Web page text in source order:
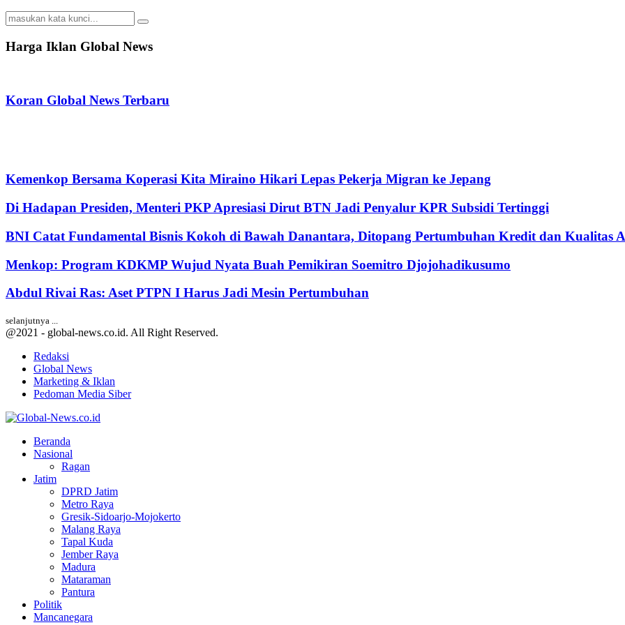
Search
for:
Search
Harga Iklan Global News
Koran Global News Terbaru
Kemenkop Bersama Koperasi Kita Miraino Hikari Lepas Pekerja Migran ke Jepang
Di Hadapan Presiden, Menteri PKP Apresiasi Dirut BTN Jadi Penyalur KPR Subsidi Tertinggi
BNI Catat Fundamental Bisnis Kokoh di Bawah Danantara, Ditopang Pertumbuhan Kredit dan Kualitas
Menkop: Program KDKMP Wujud Nyata Buah Pemikiran Soemitro Djojohadikusumo
Abdul Rivai Ras: Aset PTPN I Harus Jadi Mesin Pertumbuhan
selanjutnya ...
@2021 - global-news.co.id. All Right Reserved.
Redaksi
Global News
Marketing & Iklan
Pedoman Media Siber
Beranda
Nasional
Ragan
Jatim
DPRD Jatim
Metro Raya
Gresik-Sidoarjo-Mojokerto
Malang Raya
Tapal Kuda
Jember Raya
Madura
Mataraman
Pantura
Politik
Mancanegara